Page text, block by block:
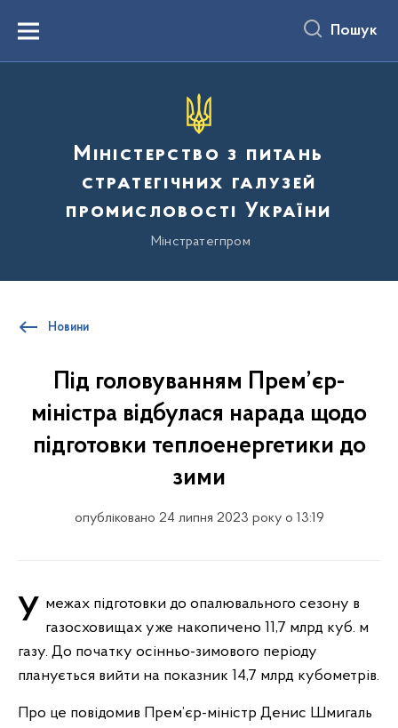
вмістуMenu Пошук
Міністерство з питань
стратегічних галузей
промисловості України
Мінстратегпром
Новини
Під головуванням Прем’єр-
міністра відбулася нарада щодо
підготовки теплоенергетики до
зими
опубліковано 24 липня 2023 року о 13:19
У межах підготовки до опалювального сезону в газосховищах уже накопичено 11,7 млрд куб. м
газу. До початку осінньо-зимового періоду
планується вийти на показник 14,7 млрд кубометрів.
Про це повідомив Прем’єр-міністр Денис Шмигаль